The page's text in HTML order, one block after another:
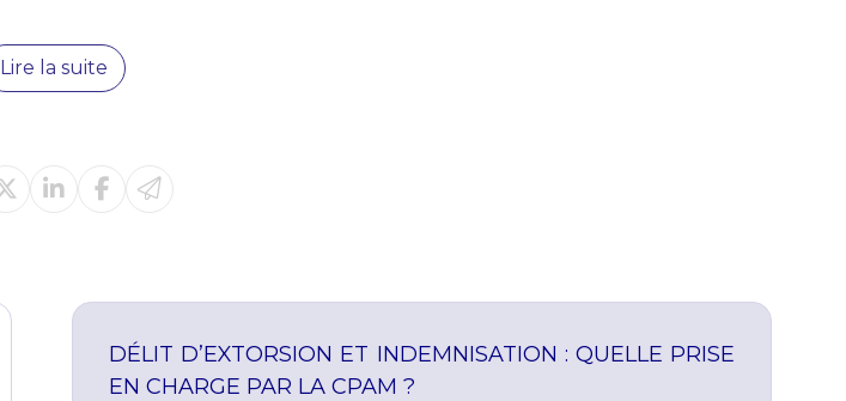
Lire la suite
DÉLIT D’EXTORSION ET INDEMNISATION : QUELLE PRISE
EN CHARGE PAR LA CPAM ?